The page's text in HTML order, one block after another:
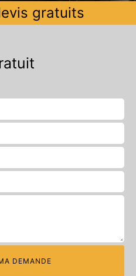
gratuits